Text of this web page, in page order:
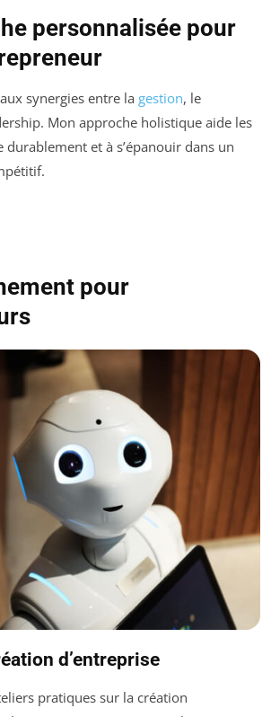
personnalisée pour
synergies entre la gestion, le
Mon approche holistique aide les
et à s’épanouir dans un
pour
d’entreprise
pratiques sur la création